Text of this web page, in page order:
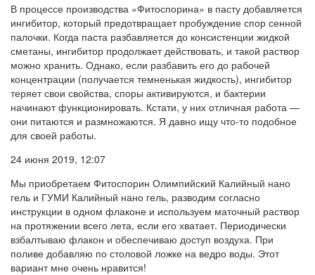
В процессе производства «Фитоспорина» в пасту добавляется
ингибитор, который предотвращает пробуждение спор сенной
палочки. Когда паста разбавляется до консистенции жидкой
сметаны, ингибитор продолжает действовать, и такой раствор
можно хранить. Однако, если разбавить его до рабочей
концентрации (получается темненькая жидкость), ингибитор
теряет свои свойства, споры активируются, и бактерии
начинают функционировать. Кстати, у них отличная работа —
они питаются и размножаются. Я давно ищу что-то подобное
для своей работы.
24 июня 2019, 12:07
Мы приобретаем Фитоспорин Олимпийский Калийный нано
гель и ГУМИ Калийный нано гель, разводим согласно
инструкции в одном флаконе и используем маточный раствор
на протяжении всего лета, если его хватает. Периодически
взбалтываю флакон и обеспечиваю доступ воздуха. При
поливе добавляю по столовой ложке на ведро воды. Этот
вариант мне очень нравится!